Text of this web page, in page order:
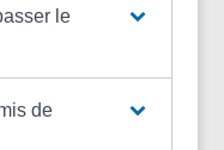
le
de